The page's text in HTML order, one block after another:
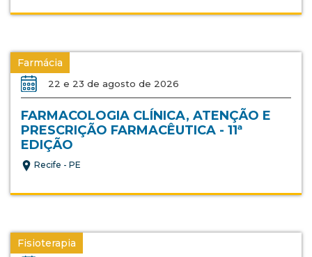
Farmácia
22 e 23 de agosto de 2026
FARMACOLOGIA CLÍNICA, ATENÇÃO E
PRESCRIÇÃO FARMACÊUTICA - 11ª
EDIÇÃO
Recife - PE
Fisioterapia